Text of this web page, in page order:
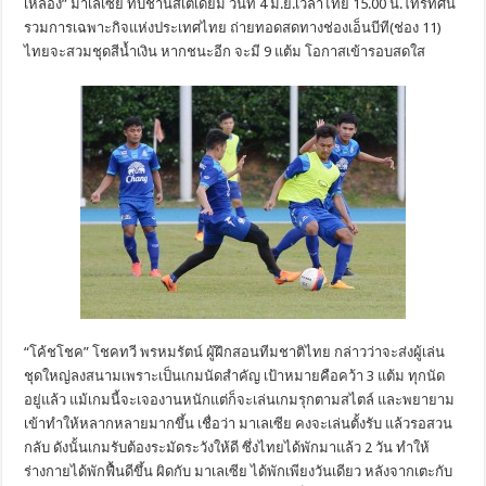
เหลือง” มาเลเซีย ที่บิชานสเตเดี้ยม วันที่ 4 มิ.ย.เวลาไทย 15.00 น.โทรทัศน์
รวมการเฉพาะกิจแห่งประเทศไทย ถ่ายทอดสดทางช่องเอ็นบีที(ช่อง 11)
ไทยจะสวมชุดสีน้ำเงิน หากชนะอีก จะมี 9 แต้ม โอกาสเข้ารอบสดใส
“โค้ชโชค” โชคทวี พรหมรัตน์ ผู้ฝึกสอนทีมชาติไทย กล่าวว่าจะส่งผู้เล่น
ชุดใหญ่ลงสนามเพราะเป็นเกมนัดสำคัญ เป้าหมายคือคว้า 3 แต้ม ทุกนัด
อยู่แล้ว แม้เกมนี้จะเจองานหนักแต่ก็จะเล่นเกมรุกตามสไตล์ และพยายาม
เข้าทำให้หลากหลายมากขึ้น เชื่อว่า มาเลเซีย คงจะเล่นตั้งรับ แล้วรอสวน
กลับ ดังนั้นเกมรับต้องระมัดระวังให้ดี ซึ่งไทยได้พักมาแล้ว 2 วัน ทำให้
ร่างกายได้พักฟื้นดีขึ้น ผิดกับ มาเลเซีย ได้พักเพียงวันเดียว หลังจากเตะกับ